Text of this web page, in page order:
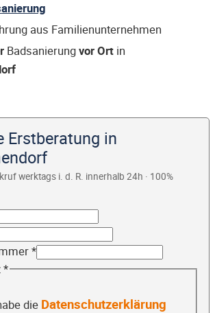
aus Familienunternehmen
Badsanierungvor Ort in
Erstberatung in
werktags i. d. R. innerhalb 24h · 100%
*
*
die Datenschutzerklärung